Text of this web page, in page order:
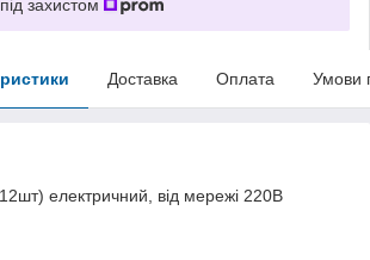
захистом
Доставка Оплата Умови
електричний, від мережі 220В